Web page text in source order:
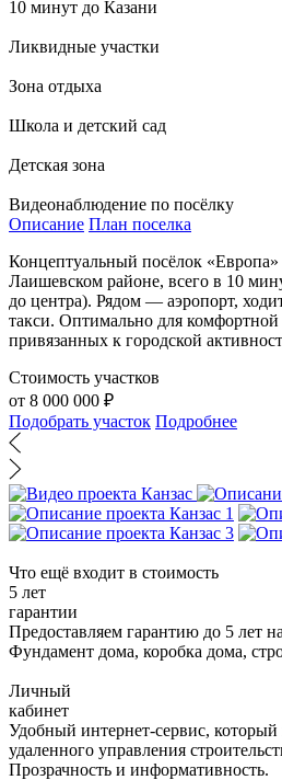
10 минут до Казани
Ликвидные участки
Зона отдыха
Школа и детский сад
Детская зона
Видеонаблюдение по посёлку
Описание План поселка
Концептуальный посёлок
Лаишевском районе, всего в 10
до центра). Рядом — аэропорт,
такси. Оптимально для
привязанных к городской
Стоимость участков
от 8 000 000 ₽
Подобрать участок Подробнее
Что ещё входит в стоимость
5 лет
гарантии
Предоставляем гарантию до 5 лет
Фундамент дома, коробка дома,
Личный
кабинет
Удобный интернет-сервис, который
удаленного управления
Прозрачность и информативность.